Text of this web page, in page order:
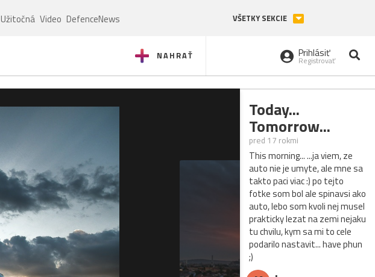
Užitočná Video DefenceNews VŠETKY SEKCIE
NAHRAŤ Prihlásiť
Registrovať
Today...
Tomorrow...
pred 17 rokmi
This morning... ...ja viem, ze
auto nie je umyte, ale mne sa
takto paci viac :) po tejto
fotke som bol ale spinavsi ako
auto, lebo som kvoli nej musel
prakticky lezat na zemi nejaku
tu chvilu, kym sa mi to cele
podarilo nastavit... have phun
;)